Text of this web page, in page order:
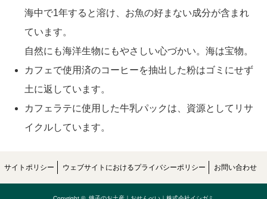
海中で1年すると溶け、お魚の好まない成分が含まれ
ています。
自然にも海洋生物にもやさしい心づかい。海は宝物。
カフェで使用済のコーヒーを抽出した粉はゴミにせず
土に返しています。
カフェラテに使用した牛乳パックは、資源としてリサ
イクルしています。
サイトポリシー ウェブサイトにおけるプライバシーポリシー お問い合わせ